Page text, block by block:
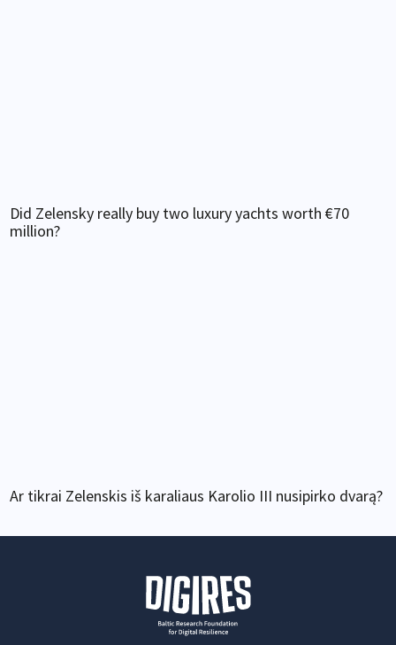
Did Zelensky really buy two luxury yachts worth €70
million?
Ar tikrai Zelenskis iš karaliaus Karolio III nusipirko dvarą?